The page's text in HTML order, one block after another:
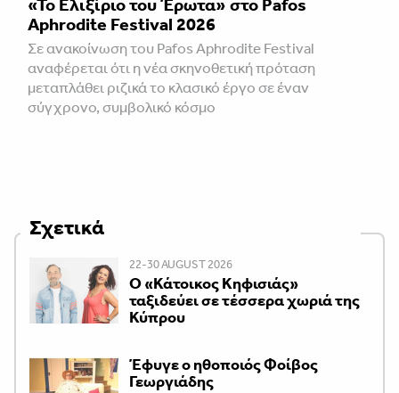
«Το Ελιξίριο του Έρωτα» στο Pafos
Aphrodite Festival 2026
Σε ανακοίνωση του Pafos Aphrodite Festival
αναφέρεται ότι η νέα σκηνοθετική πρόταση
μεταπλάθει ριζικά το κλασικό έργο σε έναν
σύγχρονο, συμβολικό κόσμο
Σχετικά
22-30 AUGUST 2026
Ο «Κάτοικος Κηφισιάς»
ταξιδεύει σε τέσσερα χωριά της
Κύπρου
Έφυγε ο ηθοποιός Φοίβος
Γεωργιάδης